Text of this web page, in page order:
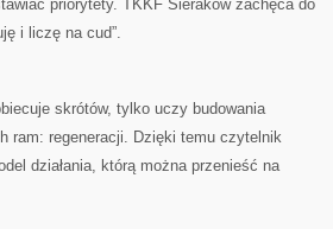
priorytety. TKKF Sieraków zachęca do
i liczę na cud”.
skrótów, tylko uczy budowania
ram: regeneracji. Dzięki temu czytelnik
działania, którą można przenieść na